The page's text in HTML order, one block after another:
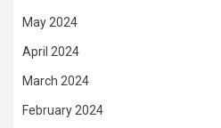
May 2024
April 2024
March 2024
February 2024